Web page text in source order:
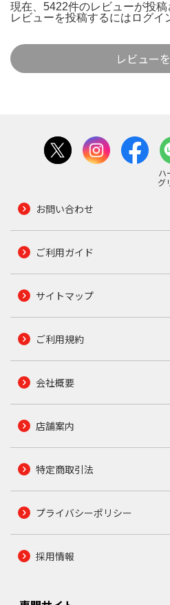
現在、5422件のレビューが投稿
レビューを投稿するには ログイ
レビュー
ハ
グ
お問い合わせ
ご利用ガイド
サイトマップ
ご利用規約
会社概要
店舗案内
特定商取引法
プライバシーポリシー
採用情報